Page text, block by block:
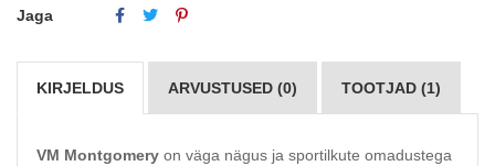
Jaga
KIRJELDUS ARVUSTUSED (0) TOOTJAD (1)
VM Montgomery on väga nägus ja sportilkute omadustega